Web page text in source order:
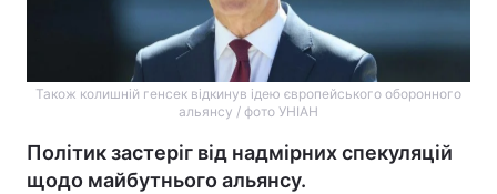
Також колишній генсек відкинув ідею європейського оборонного
альянсу / фото УНІАН
Політик застеріг від надмірних спекуляцій
щодо майбутнього альянсу.